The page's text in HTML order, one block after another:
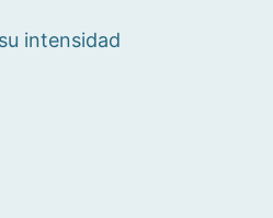
intensidad